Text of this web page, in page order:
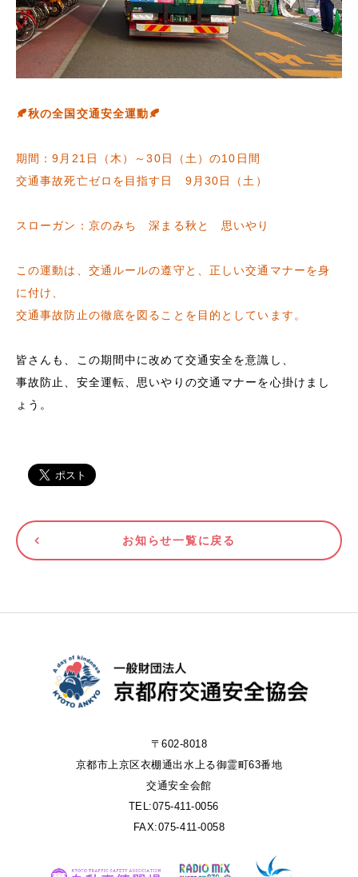
🍂秋の全国交通安全運動🍂
期間：9月21日（木）～30日（土）の10日間
交通事故死亡ゼロを目指す日 9月30日（土）
スローガン：京のみち 深まる秋と 思いやり
この運動は、交通ルールの遵守と、正しい交通マナーを身
に付け、
交通事故防止の徹底を図ることを目的としています。
皆さんも、この期間中に改めて交通安全を意識し、
事故防止、安全運転、思いやりの交通マナーを心掛けまし
ょう。
お知らせ一覧に戻る
〒602-8018
京都市上京区衣棚通出水上る御霊町63番地
交通安全会館
TEL:075-411-0056
FAX:075-411-0058